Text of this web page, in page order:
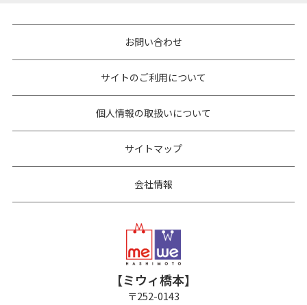
お問い合わせ
サイトのご利用について
個人情報の取扱いについて
サイトマップ
会社情報
【ミウィ橋本】
〒252-0143